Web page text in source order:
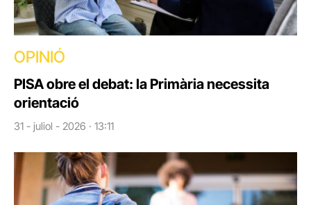
OPINIÓ
PISA obre el debat: la Primària necessita
orientació
31 - juliol - 2026 · 13:11